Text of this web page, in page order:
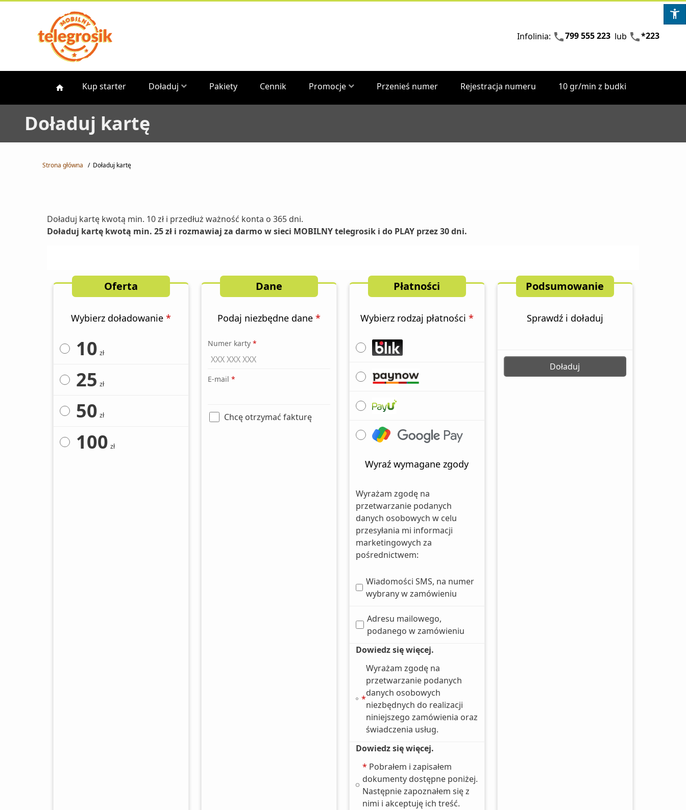
Infolinia: phone799 555 223Otwiera
lub phone*223
Główna
nawigacja
Strona główna
Kup starter Doładuj Pakiety Cennik Promocje Przenieś numer Rejestracja numeru 10 gr/min z budki
Doładuj kartę
Ścieżka
Strona główna Doładuj kartę
Doładuj kartę kwotą min. 10 zł i przedłuż ważność konta o 365 dni.
Doładuj kartę kwotą min. 25 zł i rozmawiaj za darmo w sieci MOBILNY telegrosik i do PLAY przez 30 dni.
Oferta
Wybierz doładowanie *
10 zł
25 zł
50 zł
100 zł
Dane
Podaj niezbędne dane *
Numer karty *
E-mail *
Chcę otrzymać fakturę
Płatności
Wybierz rodzaj płatności *
Wyraź wymagane zgody
Wyrażam zgodę na
przetwarzanie podanych
danych osobowych w celu
przesyłania mi informacji
marketingowych za
pośrednictwem:
Wiadomości SMS, na numer
wybrany w zamówieniu
Adresu mailowego,
podanego w zamówieniu
Dowiedz się więcej.
*
Wyrażam zgodę na
przetwarzanie podanych
danych osobowych
niezbędnych do realizacji
niniejszego zamówienia oraz
świadczenia usług.
Dowiedz się więcej.
* Pobrałem i zapisałem
dokumenty dostępne poniżej.
Następnie zapoznałem się z
nimi i akceptuję ich treść.
Podsumowanie
Sprawdź i doładuj
Doładuj